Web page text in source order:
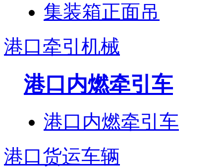
集装箱正面吊
港口牵引机械
港口内燃牵引车
港口内燃牵引车
港口货运车辆